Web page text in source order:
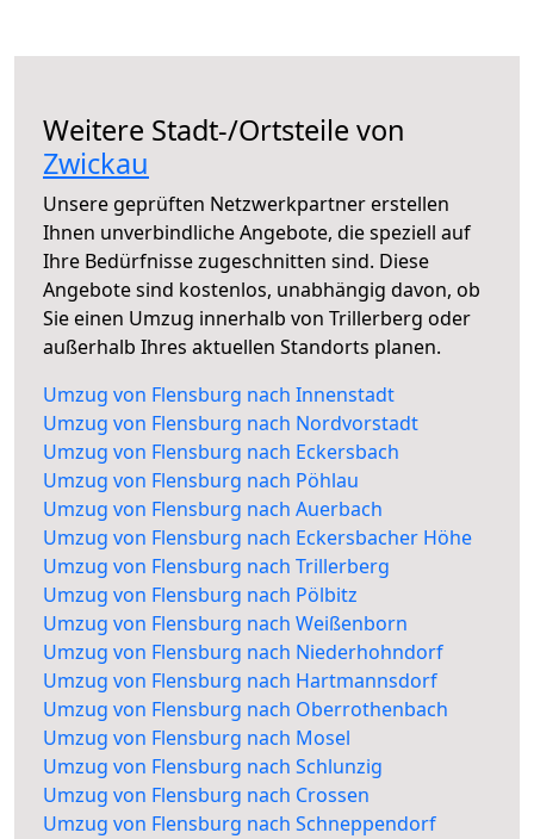
Weitere Stadt-/Ortsteile von
Zwickau
Unsere geprüften Netzwerkpartner erstellen
Ihnen unverbindliche Angebote, die speziell auf
Ihre Bedürfnisse zugeschnitten sind. Diese
Angebote sind kostenlos, unabhängig davon, ob
Sie einen Umzug innerhalb von Trillerberg oder
außerhalb Ihres aktuellen Standorts planen.
Umzug von Flensburg nach Innenstadt
Umzug von Flensburg nach Nordvorstadt
Umzug von Flensburg nach Eckersbach
Umzug von Flensburg nach Pöhlau
Umzug von Flensburg nach Auerbach
Umzug von Flensburg nach Eckersbacher Höhe
Umzug von Flensburg nach Trillerberg
Umzug von Flensburg nach Pölbitz
Umzug von Flensburg nach Weißenborn
Umzug von Flensburg nach Niederhohndorf
Umzug von Flensburg nach Hartmannsdorf
Umzug von Flensburg nach Oberrothenbach
Umzug von Flensburg nach Mosel
Umzug von Flensburg nach Schlunzig
Umzug von Flensburg nach Crossen
Umzug von Flensburg nach Schneppendorf